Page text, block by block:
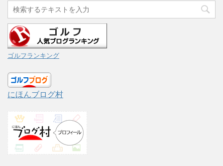
ゴルフランキング
にほんブログ村